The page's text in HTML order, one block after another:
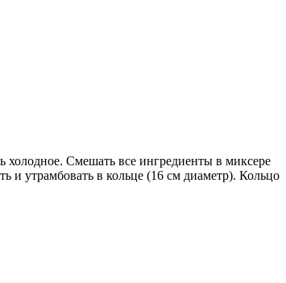
холодное. Смешать все ингредиенты в миксере
и утрамбовать в кольце (16 см диаметр). Кольцо